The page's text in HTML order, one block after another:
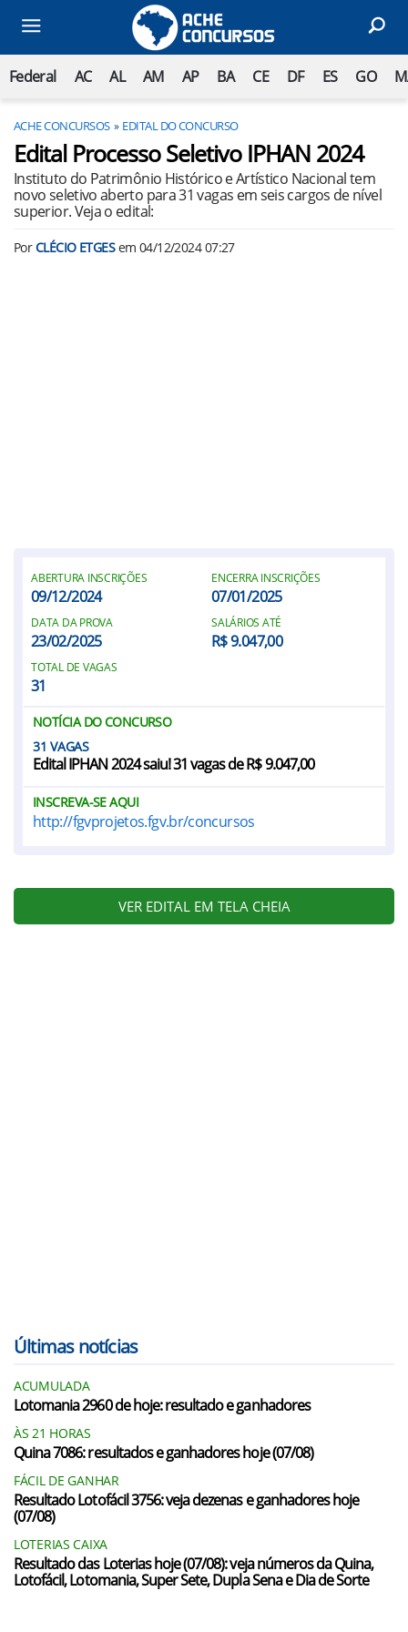
Federal AC AL AM AP BA CE DF ES GO
ACHE CONCURSOS EDITAL DO CONCURSO
Edital Processo Seletivo IPHAN 2024
Instituto do Patrimônio Histórico e Artístico Nacional tem
novo seletivo aberto para 31 vagas em seis cargos de nível
superior. Veja o edital:
PorCLÉCIO ETGESem 04/12/2024 07:27
ABERTURA INSCRIÇÕES
09/12/2024
ENCERRA INSCRIÇÕES
07/01/2025
DATA DA PROVA
23/02/2025
SALÁRIOS ATÉ
R$ 9.047,00
TOTAL DE VAGAS
31
NOTÍCIA DO CONCURSO
31
Edital IPHAN 2024 saiu! 31 vagas de R$ 9.047,00
INSCREVA-SE AQUI
http://fgvprojetos.fgv.br/concursos
VER EDITAL EM TELA CHEIA
Últimas notícias
ACUMULADA
Lotomania 2960 de hoje: resultado e ganhadores
ÀS 21 HORAS
Quina 7086: resultados e ganhadores hoje (07/08)
FÁCIL DE GANHAR
Resultado Lotofácil 3756: veja dezenas e ganhadores hoje
(07/08)
LOTERIAS CAIXA
Resultado das Loterias hoje (07/08): veja números da Quina,
Lotofácil, Lotomania, Super Sete, Dupla Sena e Dia de Sorte